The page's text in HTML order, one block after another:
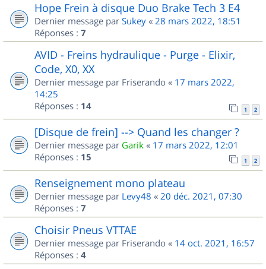
Hope Frein à disque Duo Brake Tech 3 E4
Dernier message par Sukey « 28 mars 2022, 18:51
Réponses : 7
AVID - Freins hydraulique - Purge - Elixir,
Code, X0, XX
Dernier message par Friserando « 17 mars 2022,
14:25
Réponses : 14 1 2
[Disque de frein] --> Quand les changer ?
Dernier message par Garik « 17 mars 2022, 12:01
Réponses : 15 1 2
Renseignement mono plateau
Dernier message par Levy48 « 20 déc. 2021, 07:30
Réponses : 7
Choisir Pneus VTTAE
Dernier message par Friserando « 14 oct. 2021, 16:57
Réponses : 4